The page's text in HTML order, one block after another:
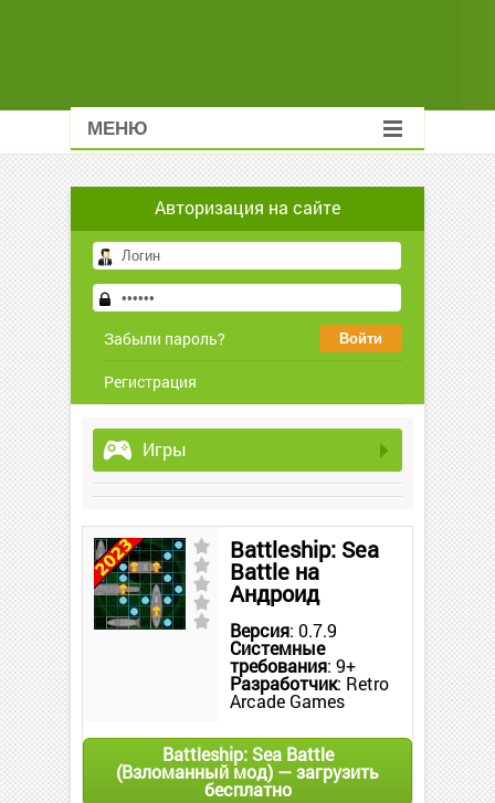
МЕНЮ
Авторизация на сайте
Забыли пароль?
Регистрация
Игры
Battleship: Sea
Battle на
Андроид
Версия: 0.7.9
Системные
требования: 9+
Разработчик: Retro
Arcade Games
Battleship: Sea Battle
(Взломанный мод) — загрузить
бесплатно